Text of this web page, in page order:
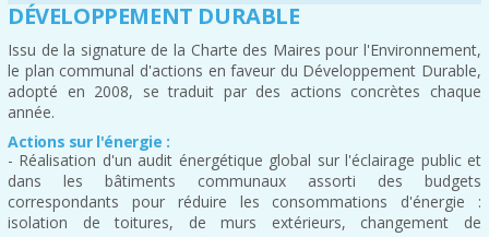
DÉVELOPPEMENT DURABLE
Issu de la signature de la Charte des Maires pour l'Environnement,
le plan communal d'actions en faveur du Développement Durable,
adopté en 2008, se traduit par des actions concrètes chaque
année.
Actions sur l'énergie :
- Réalisation d'un audit énergétique global sur l'éclairage public et
dans les bâtiments communaux assorti des budgets
correspondants pour réduire les consommations d'énergie :
isolation de toitures, de murs extérieurs, changement de